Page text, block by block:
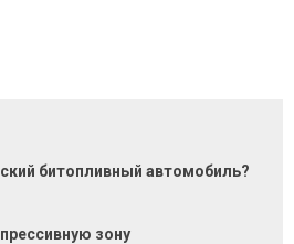
битопливный автомобиль?
зону